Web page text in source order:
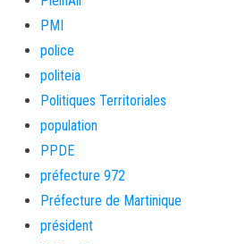
PMI
police
politeia
Politiques Territoriales
population
PPDE
préfecture 972
Préfecture de Martinique
président